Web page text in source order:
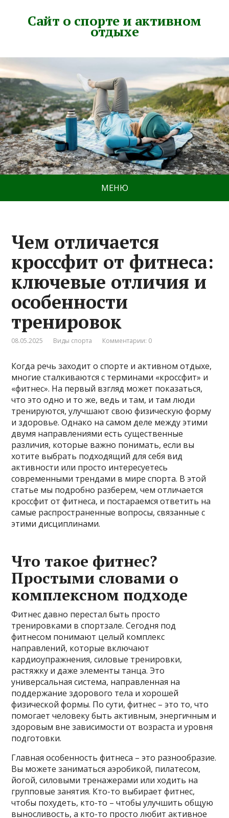
Сайт о спорте и активном
отдыхе
МЕНЮ
Чем отличается
кроссфит от фитнеса:
ключевые отличия и
особенности
тренировок
08.05.2025 Виды спорта Комментарии: 0
Когда речь заходит о спорте и активном отдыхе,
многие сталкиваются с терминами «кроссфит» и
«фитнес». На первый взгляд может показаться,
что это одно и то же, ведь и там, и там люди
тренируются, улучшают свою физическую форму
и здоровье. Однако на самом деле между этими
двумя направлениями есть существенные
различия, которые важно понимать, если вы
хотите выбрать подходящий для себя вид
активности или просто интересуетесь
современными трендами в мире спорта. В этой
статье мы подробно разберем, чем отличается
кроссфит от фитнеса, и постараемся ответить на
самые распространенные вопросы, связанные с
этими дисциплинами.
Что такое фитнес?
Простыми словами о
комплексном подходе
Фитнес давно перестал быть просто
тренировками в спортзале. Сегодня под
фитнесом понимают целый комплекс
направлений, которые включают
кардиоупражнения, силовые тренировки,
растяжку и даже элементы танца. Это
универсальная система, направленная на
поддержание здорового тела и хорошей
физической формы. По сути, фитнес – это то, что
помогает человеку быть активным, энергичным и
здоровым вне зависимости от возраста и уровня
подготовки.
Главная особенность фитнеса – это разнообразие.
Вы можете заниматься аэробикой, пилатесом,
йогой, силовыми тренажерами или ходить на
групповые занятия. Кто-то выбирает фитнес,
чтобы похудеть, кто-то – чтобы улучшить общую
выносливость, а кто-то просто любит активное